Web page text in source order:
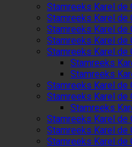
Stamreeks Karel de
Stamreeks Karel de
Stamreeks Karel de
Stamreeks Karel de
Stamreeks Karel de
Stamreeks
Stamreeks
Stamreeks Karel de
Stamreeks Karel de
Stamreeks
Stamreeks Karel de
Stamreeks Karel de
Stamreeks Karel de